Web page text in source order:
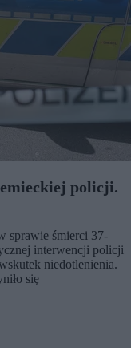
policji.
sprawie śmierci 37-
interwencji policji
niedotlenienia.
się